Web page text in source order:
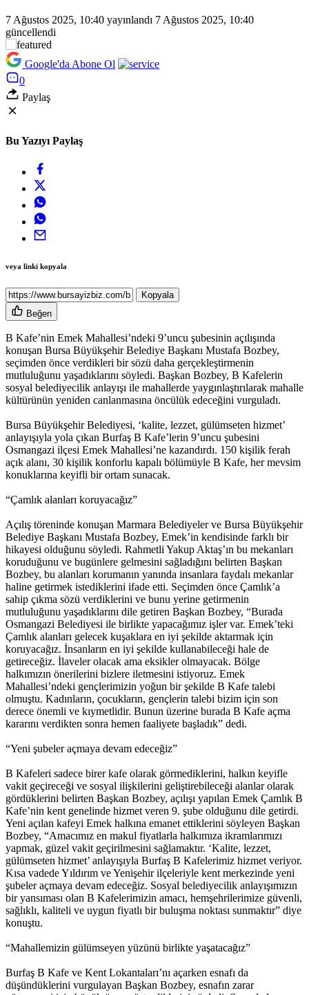
7 Ağustos 2025, 10:40 yayınlandı 7 Ağustos 2025, 10:40
güncellendi
Google'da Abone Ol
0
Paylaş
Bu Yazıyı Paylaş
veya linki kopyala
Kopyala
Beğen
B Kafe’nin Emek Mahallesi’ndeki 9’uncu şubesinin açılışında
konuşan Bursa Büyükşehir Belediye Başkanı Mustafa Bozbey,
seçimden önce verdikleri bir sözü daha gerçekleştirmenin
mutluluğunu yaşadıklarını söyledi. Başkan Bozbey, B Kafelerin
sosyal belediyecilik anlayışı ile mahallerde yaygınlaştırılarak mahalle
kültürünün yeniden canlanmasına öncülük edeceğini vurguladı.
Bursa Büyükşehir Belediyesi, ‘kalite, lezzet, gülümseten hizmet’
anlayışıyla yola çıkan Burfaş B Kafe’lerin 9’uncu şubesini
Osmangazi ilçesi Emek Mahallesi’ne kazandırdı. 150 kişilik ferah
açık alanı, 30 kişilik konforlu kapalı bölümüyle B Kafe, her mevsim
konuklarına keyifli bir ortam sunacak.
“Çamlık alanları koruyacağız”
Açılış töreninde konuşan Marmara Belediyeler ve Bursa Büyükşehir
Belediye Başkanı Mustafa Bozbey, Emek’in kendisinde farklı bir
hikayesi olduğunu söyledi. Rahmetli Yakup Aktaş’ın bu mekanları
koruduğunu ve bugünlere gelmesini sağladığını belirten Başkan
Bozbey, bu alanları korumanın yanında insanlara faydalı mekanlar
haline getirmek istediklerini ifade etti. Seçimden önce Çamlık’a
sahip çıkma sözü verdiklerini ve bunu yerine getirmenin
mutluluğunu yaşadıklarını dile getiren Başkan Bozbey, “Burada
Osmangazi Belediyesi ile birlikte yapacağımız işler var. Emek’teki
Çamlık alanları gelecek kuşaklara en iyi şekilde aktarmak için
koruyacağız. İnsanların en iyi şekilde kullanabileceği hale de
getireceğiz. İlaveler olacak ama eksikler olmayacak. Bölge
halkımızın önerilerini bizlere iletmesini istiyoruz. Emek
Mahallesi’ndeki gençlerimizin yoğun bir şekilde B Kafe talebi
olmuştu. Kadınların, çocukların, gençlerin talebi bizim için son
derece önemli ve kıymetlidir. Bunun üzerine burada B Kafe açma
kararını verdikten sonra hemen faaliyete başladık” dedi.
“Yeni şubeler açmaya devam edeceğiz”
B Kafeleri sadece birer kafe olarak görmediklerini, halkın keyifle
vakit geçireceği ve sosyal ilişkilerini geliştirebileceği alanlar olarak
gördüklerini belirten Başkan Bozbey, açılışı yapılan Emek Çamlık B
Kafe’nin kent genelinde hizmet veren 9. şube olduğunu dile getirdi.
Yeni açılan kafeyi Emek halkına emanet ettiklerini söyleyen Başkan
Bozbey, “Amacımız en makul fiyatlarla halkımıza ikramlarımızı
yapmak, güzel vakit geçirilmesini sağlamaktır. ‘Kalite, lezzet,
gülümseten hizmet’ anlayışıyla Burfaş B Kafelerimiz hizmet veriyor.
Kısa vadede Yıldırım ve Yenişehir ilçeleriyle kent merkezinde yeni
şubeler açmaya devam edeceğiz. Sosyal belediyecilik anlayışımızın
bir yansıması olan B Kafelerimizin amacı, hemşehrilerimize güvenli,
sağlıklı, kaliteli ve uygun fiyatlı bir buluşma noktası sunmaktır” diye
konuştu.
“Mahallemizin gülümseyen yüzünü birlikte yaşatacağız”
Burfaş B Kafe ve Kent Lokantaları’nı açarken esnafı da
düşündüklerini vurgulayan Başkan Bozbey, esnafın zarar